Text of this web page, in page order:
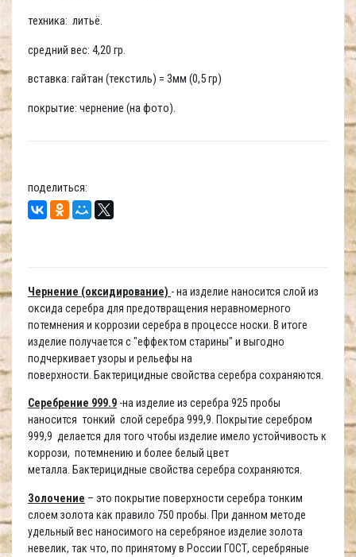
техника: литьё.
средний вес: 4,20 гр.
вставка: гайтан (текстиль) = 3мм (0,5 гр)
покрытие: чернение (на фото).
поделиться:
Чернение (оксидирование) - на изделие наносится слой из
оксида серебра для предотвращения неравномерного
потемнения и коррозии серебра в процессе носки. В итоге
изделие получается с "еффектом старины" и выгодно
подчеркивает узоры и рельефы на
поверхности. Бактерицидные свойства серебра сохраняются.
Серебрение 999.9 -на изделие из серебра 925 пробы
наносится тонкий слой серебра 999,9. Покрытие серебром
999,9 делается для того чтобы изделие имело устойчивость к
коррози, потемнению и более белый цвет
металла. Бактерицидные свойства серебра сохраняются.
Золочение – это покрытие поверхности серебра тонким
слоем золота как правило 750 пробы. При данном методе
удельный вес наносимого на серебряное изделие золота
невелик, так что, по принятому в России ГОСТ, серебряные